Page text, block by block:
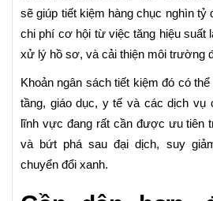
sẽ giúp tiết kiệm hàng chục nghìn tỷ
chi phí cơ hội từ việc tăng hiệu suất
xử lý hồ sơ, và cải thiện môi trường
Khoản ngân sách tiết kiệm đó có
tầng, giáo dục, y tế và các dịch vụ
lĩnh vực đang rất cần được ưu tiên
và bứt phá sau đại dịch, suy
chuyển đổi xanh.